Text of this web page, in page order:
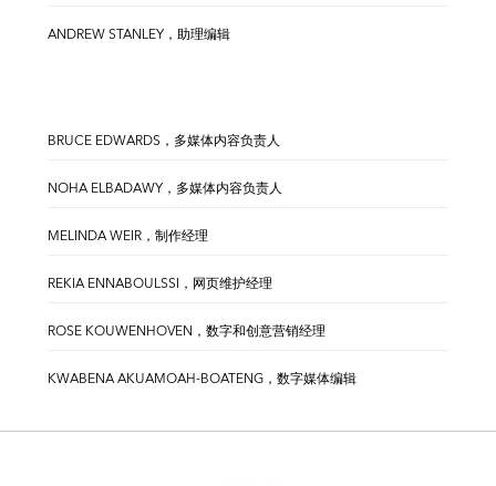
ANDREW STANLEY，助理编辑
BRUCE EDWARDS，多媒体内容负责人
NOHA ELBADAWY，多媒体内容负责人
MELINDA WEIR，制作经理
REKIA ENNABOULSSI，网页维护经理
ROSE KOUWENHOVEN，数字和创意营销经理
KWABENA AKUAMOAH-BOATENG，数字媒体编辑